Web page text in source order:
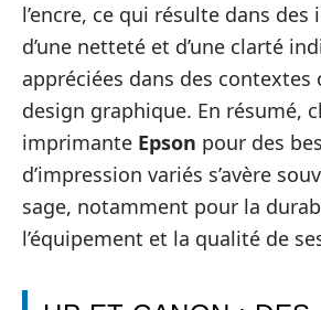
l’encre, ce qui résulte dans des
d’une netteté et d’une clarté
appréciées dans des contextes
design graphique. En résumé,
imprimante Epson pour des
d’impression variés s’avère
sage, notamment pour la
l’équipement et la qualité de